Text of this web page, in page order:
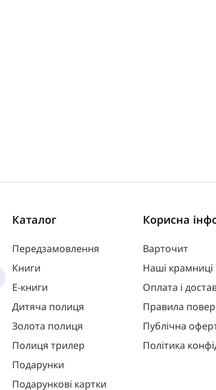
Каталог
Передзамовлення
Книги
Е-книги
Дитяча полиця
Золота полиця
Полиця трилер
Подарунки
Подарункові картки
Корисна
Варточит
Наші крамниці
Оплата і
Правила
Публічна
Політика